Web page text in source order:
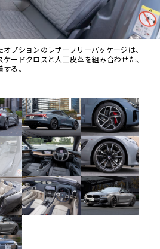
プションのレザーフリーパッケージは、
ードクロスと人工皮革を組み合わせた、
る。